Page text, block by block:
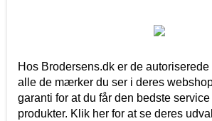
Hos Brodersens.dk er de
alle de mærker du ser i deres
garanti for at du får den bedste
produkter. Klik her for at se deres